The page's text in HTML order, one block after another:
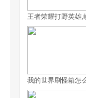
王者荣耀打野英雄
我的世界刷怪箱怎